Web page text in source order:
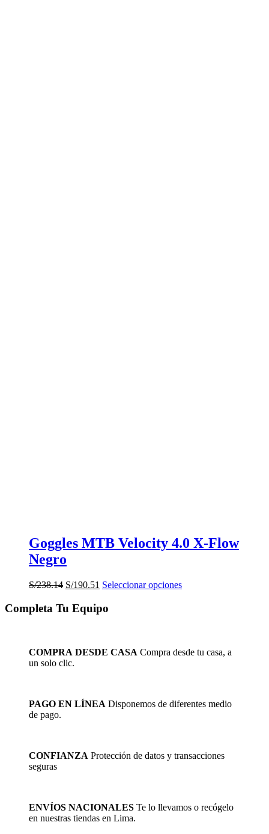
Goggles MTB Velocity 4.0 X-Flow
Negro
S/238.14 El
original
S/190.51 El
actual
es:
Seleccionar opcionesEste
opciones
la
Completa Tu Equipo
COMPRA DESDE CASA Compra desde tu casa, a
un solo clic.
PAGO EN LÍNEA Disponemos de diferentes medio
de pago.
CONFIANZA Protección de datos y transacciones
seguras
ENVÍOS NACIONALES Te lo llevamos o recógelo
en nuestras tiendas en Lima.